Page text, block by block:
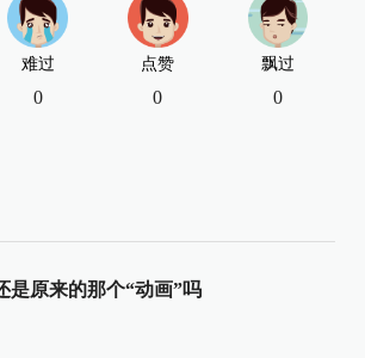
难过
0
点赞
0
飘过
0
是原来的那个“动画”吗